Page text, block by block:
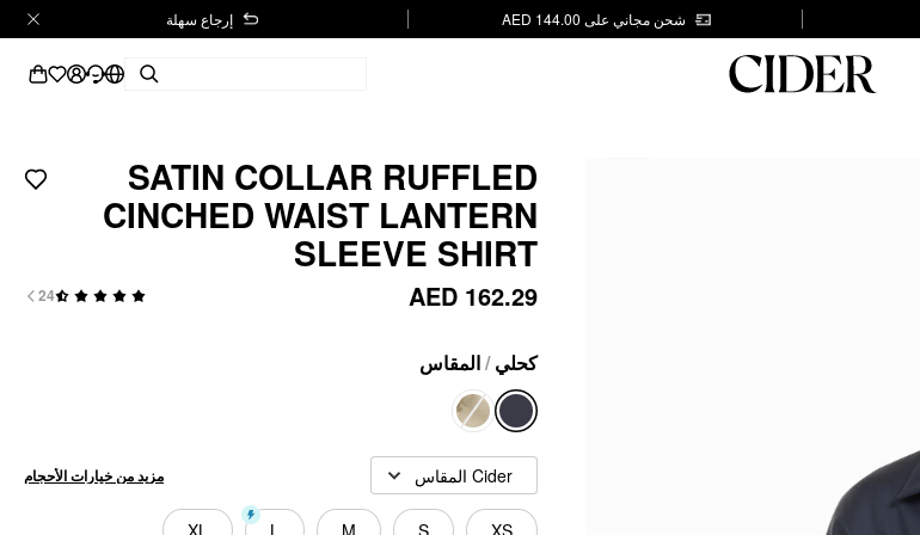
شحن مجاني على AED 144.00 إرجاع سهلة
SATIN COLLAR RUFFLED
CINCHED WAIST LANTERN
SLEEVE SHIRT
AED 162.29
24
كحلي /المقاس
Cider المقاس مزيد من خيارات الأحجام
XS
S
M
L
XL